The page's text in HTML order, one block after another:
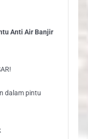
Anti Air Banjir
dalam pintu